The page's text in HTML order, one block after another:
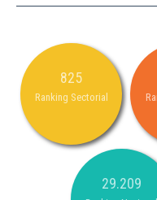
825
Ranking Sectorial
29.209